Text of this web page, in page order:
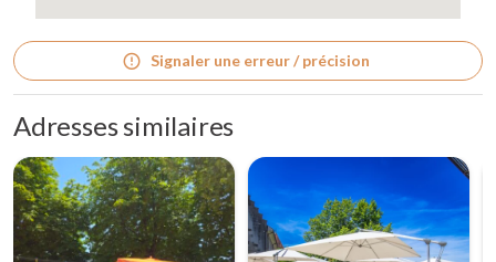
Signaler une erreur / précision
Adresses similaires